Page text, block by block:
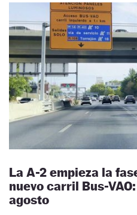
La A-2 empieza la
nuevo carril Bus-
agosto